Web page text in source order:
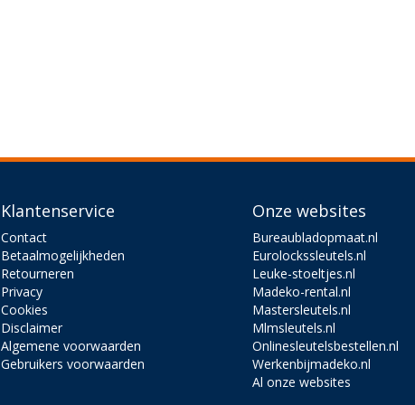
Klantenservice
Contact
Betaalmogelijkheden
Retourneren
Privacy
Cookies
Disclaimer
Algemene voorwaarden
Gebruikers voorwaarden
Onze websites
Bureaubladopmaat.nl
Eurolockssleutels.nl
Leuke-stoeltjes.nl
Madeko-rental.nl
Mastersleutels.nl
Mlmsleutels.nl
Onlinesleutelsbestellen.nl
Werkenbijmadeko.nl
Al onze websites